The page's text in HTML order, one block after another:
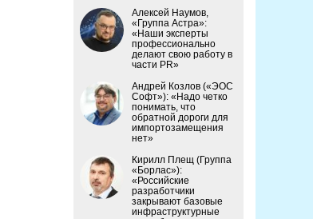
Алексей Наумов,
«Группа Астра»:
«Наши эксперты
профессионально
делают свою работу в
части PR»
Андрей Козлов («ЭОС
Софт»): «Надо четко
понимать, что
обратной дороги для
импортозамещения
нет»
Кирилл Плещ (Группа
«Борлас»):
«Российские
разработчики
закрывают базовые
инфраструктурные